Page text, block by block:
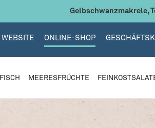
Gelbschwanzmakrele,
WEBSITE ONLINE-SHOP
FISCH MEERESFRÜCHTE